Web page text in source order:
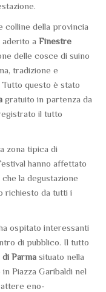
colline della provincia
aderito a Finestre
delle cosce di suino
tradizione e
questo è stato
gratuito in partenza da
il tutto
zona tipica di
hanno affettato
la degustazione
richiesto da tutti i
ospitato interessanti
di pubblico. Il tutto
Parma situato nella
Piazza Garibaldi nel
eno-